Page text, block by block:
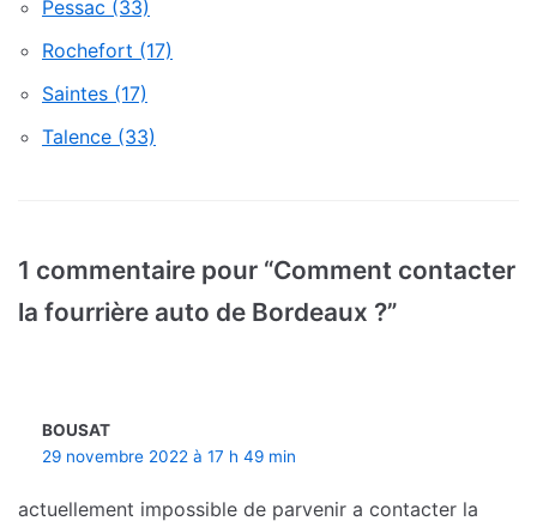
Pessac (33)
Rochefort (17)
Saintes (17)
Talence (33)
1 commentaire pour “Comment contacter
la fourrière auto de Bordeaux ?”
BOUSAT
29 novembre 2022 à 17 h 49 min
actuellement impossible de parvenir a contacter la